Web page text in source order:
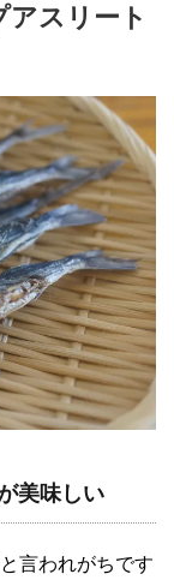
スリート
美味しい
言われがちです